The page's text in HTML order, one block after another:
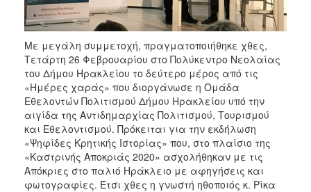
ΠΟΛΙΤΙΣΜΟΣ
ΑΝΘΕΚΤΙΚΗ
ΠΟΛΗΜε μεγάλη συμμετοχή, πραγματοποιήθηκε χθες,
Τετάρτη 26 Φεβρουαρίου στο Πολύκεντρο Νεολαίας
του Δήμου Ηρακλείου το δεύτερο μέρος από τις
«Ημέρες χαράς» που διοργάνωσε η Ομάδα
Εθελοντών Πολιτισμού Δήμου Ηρακλείου υπό την
αιγίδα της Αντιδημαρχίας Πολιτισμού, Τουρισμού
και Εθελοντισμού. Πρόκειται για την εκδήλωση
«Ψηφίδες Κρητικής Ιστορίας» που, στο πλαίσιο της
«Καστρινής Αποκριάς 2020» ασχολήθηκαν με τις
Απόκριες στο παλιό Ηράκλειο με αφηγήσεις και
φωτογραφίες. Έτσι χθες η γνωστή ηθοποιός κ. Ρίκα